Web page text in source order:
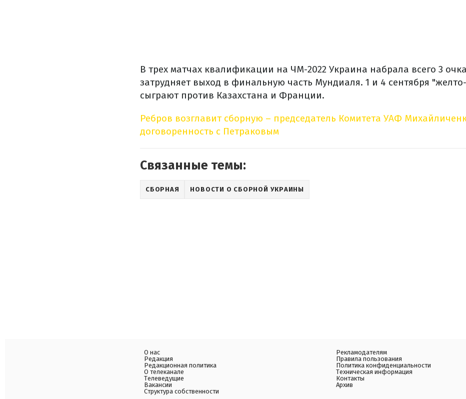
В трех матчах квалификации на ЧМ-2022 Украина набрала всего 3
затрудняет выход в финальную часть Мундиаля. 1 и 4 сентября
сыграют против Казахстана и Франции.
Ребров возглавит сборную – председатель Комитета УАФ
договоренность с Петраковым
Связанные темы:
СБОРНАЯ НОВОСТИ О СБОРНОЙ УКРАИНЫ
О нас
Редакция
Редакционная политика
О телеканале
Телеведущие
Вакансии
Структура собственности
Рекламодателям
Правила пользования
Политика конфиденциальности
Техническая информация
Контакты
Архив